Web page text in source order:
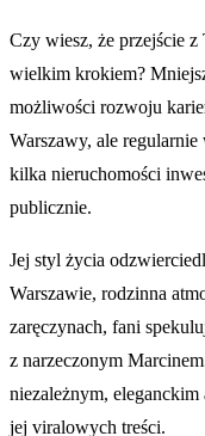
Czy wiesz, że przejście z
wielkim krokiem?
możliwości rozwoju
Warszawy, ale
kilka nieruchomości
publicznie.
Jej styl życia
Warszawie, rodzinna
zaręczynach, fani
z narzeczonym
niezależnym, eleganckim
jej viralowych treści.